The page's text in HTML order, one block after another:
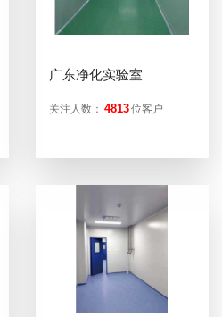
广东净化实验室
关注人数： 4813位客户